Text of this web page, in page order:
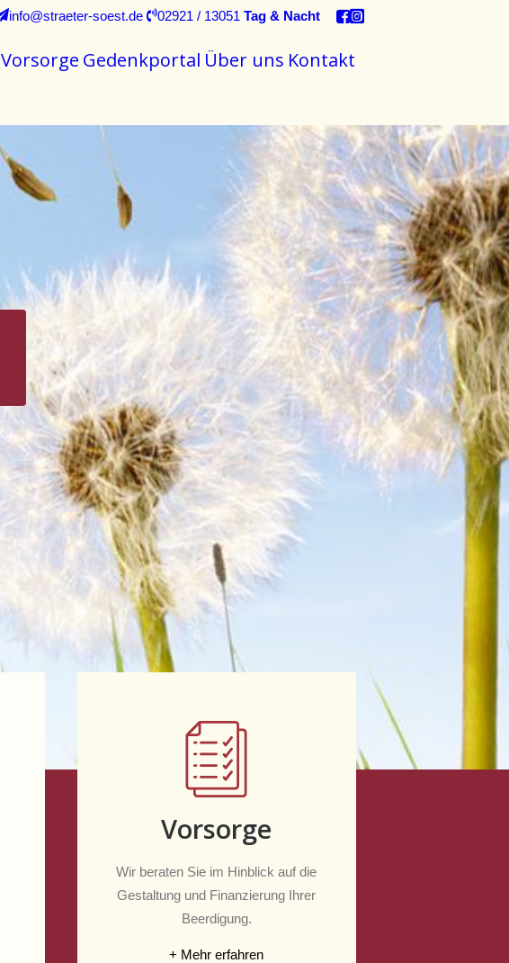
info@straeter-soest.de 02921 / 13051 Tag & Nacht
Vorsorge Gedenkportal Über uns Kontakt
Vorsorge
Wir beraten Sie im Hinblick auf die
Gestaltung und Finanzierung Ihrer
Beerdigung.
+ Mehr erfahren